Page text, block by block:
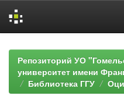
navigationРепозиторий УО
университет имени
Библиотека ГГУ